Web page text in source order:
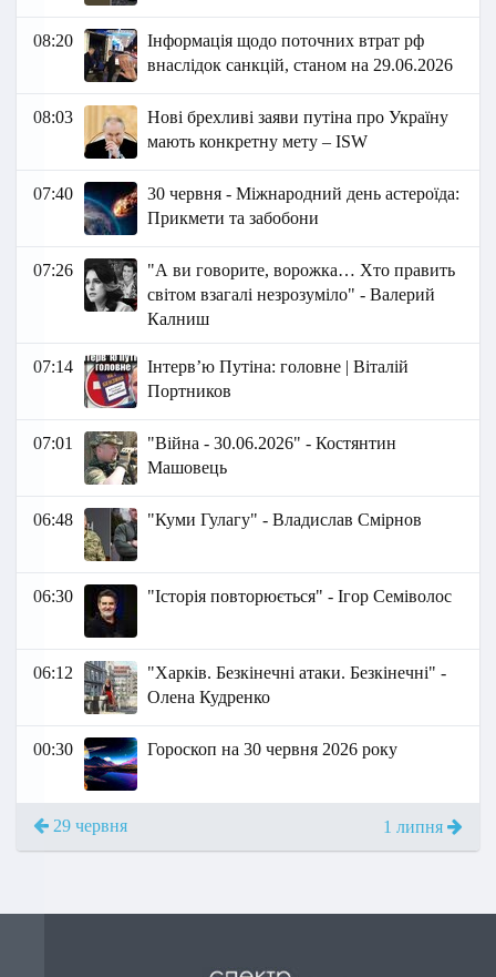
08:20
Інформація щодо поточних втрат рф
внаслідок санкцій, станом на 29.06.2026
08:03
Нові брехливі заяви путіна про Україну
мають конкретну мету – ISW
07:40
30 червня - Міжнародний день астероїда:
Прикмети та забобони
07:26
"А ви говорите, ворожка… Хто править
світом взагалі незрозуміло" - Валерий
Калниш
07:14
Інтервʼю Путіна: головне | Віталій
Портников
07:01
"Війна - 30.06.2026" - Костянтин
Машовець
06:48 "Куми Гулагу" - Владислав Смірнов
06:30 "Історія повторюється" - Ігор Семіволос
06:12
"Харків. Безкінечні атаки. Безкінечні" -
Олена Кудренко
00:30 Гороскоп на 30 червня 2026 року
29 червня 1 липня